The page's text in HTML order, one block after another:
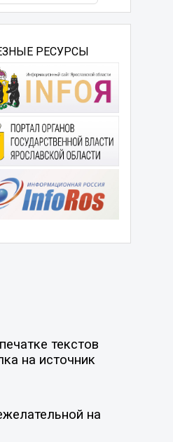
РЕСУРСЫ
текстов
на источник
на